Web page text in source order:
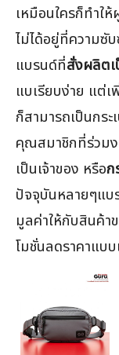
เหมือนใครก็ทำใ
ไม่ได้อยู่ที่ความซับ
แบรนด์ที่สั่งผลิตเ
แบเรียบง่าย แต่
ก็สามารถเป็นกร
คุณสมาชิกที่ร่วม
เป็นเจ้าของ หรือก
ปัจจุบันหลายๆแบ
มูลค่าให้กับสินค้า
โมชั่นลดราคาแบ